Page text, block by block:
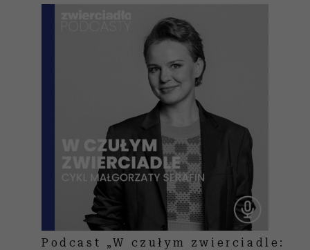
Podcast „W czułym zwierciadle: